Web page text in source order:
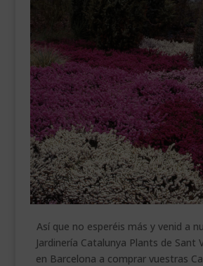
Así que no esperéis más y venid a
Jardinería Catalunya Plants de Sant
en Barcelona a comprar vuestras